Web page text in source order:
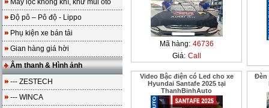
Máy lọc không khí, khử mùi ôtô
Độ pô – Pô độ - Lippo
Phụ kiện xe bán tải
Gian hàng giá hời
Âm thanh & Hình ảnh
--- ZESTECH
--- WINCA
Mã hàng: 46736
Giá: Call
Video Bậc điện có Led cho xe
Hyundai Santafe 2025 tại
ThanhBinhAuto
Đèn